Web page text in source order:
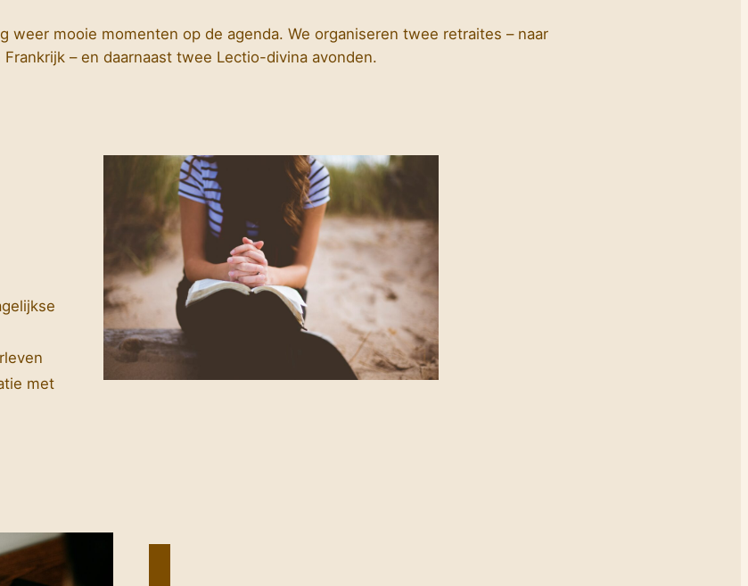
weer mooie momenten op de agenda. We organiseren twee retraites – naar
Frankrijk – en daarnaast twee Lectio-divina avonden.
met